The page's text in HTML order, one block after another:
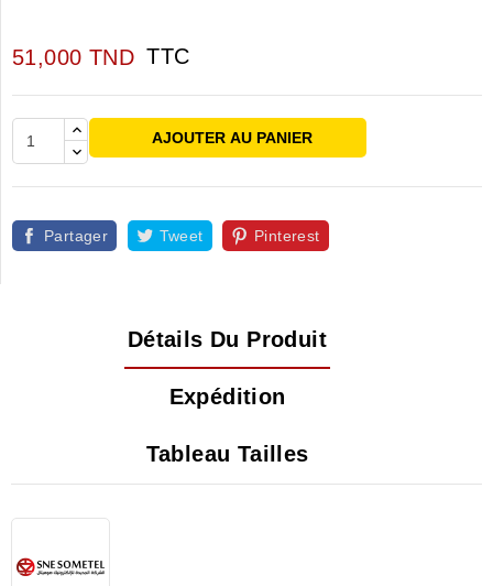
51,000 TND TTC
AJOUTER AU PANIER
Partager Tweet Pinterest
Détails Du Produit
Expédition
Tableau Tailles